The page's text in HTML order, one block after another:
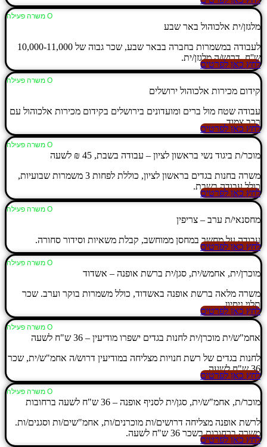
Ο משרה פעילה
מלגזן/ית אלכוהול באר שבע
לעבודה במשמרות בחברה בבאר שבע, שכר גבוה של 10,000-11,000
ש''ח, דרוש/ה מלגזן/ית.
לחץ כאן לפרטים
Ο משרה פעילה
קידום מכירות אלכוהול ירושלים
עבודה שטח מול ברים ומועדונים בירושלים בקידום מכירות אלכוהול עם
רכב צמוד.
לחץ כאן לפרטים
Ο משרה פעילה
מוכר/ת ביגוד נשי בראשון לציון – עבודה בשבת, 45 ₪ לשעה
משרה בחנות בגדים בראשון לציון, כוללת לפחות 3 משמרות שבועיות,
כולל עבודה בשבת.
לחץ כאן לפרטים
Ο משרה פעילה
מחסנאי/ת ערב – צריפין
עבודה על מחשב במחסן ממוחשב, קבלת משאיות וסידור סחורה.
לחץ כאן לפרטים
Ο משרה פעילה
מוכרן/ית, אחמש/ית, סגן/ית ברשת אופנה – אשדוד
משרה מלאה ברשת אופנה באשדוד, כולל משמרות בוקר וערב. שכר
תלוי ניסיון.
לחץ כאן לפרטים
Ο משרה פעילה
אחמ"ש/ית מוכרן/ית לחנות בגדים ישפרו מודיעין – 36 ש"ח לשעה
לחנות בגדים של רשת חנויות מצליחה במודיעין דרוש/ה אחמ"ש/ית, שכר
36 ש"ח לשעה.
לחץ כאן לפרטים
Ο משרה פעילה
מוכר/ת, אחמ"ש/ית, סגן/ית לסניף אופנה – 36 ש"ח לשעה ברחובות
לרשת אופנה מצליחה דרושים/ות מוכרנים/ות, אחמ"שים/ות וסגנים/ות.
משרה ברחובות בשכר 36 ש"ח לשעה.
לחץ כאן לפרטים